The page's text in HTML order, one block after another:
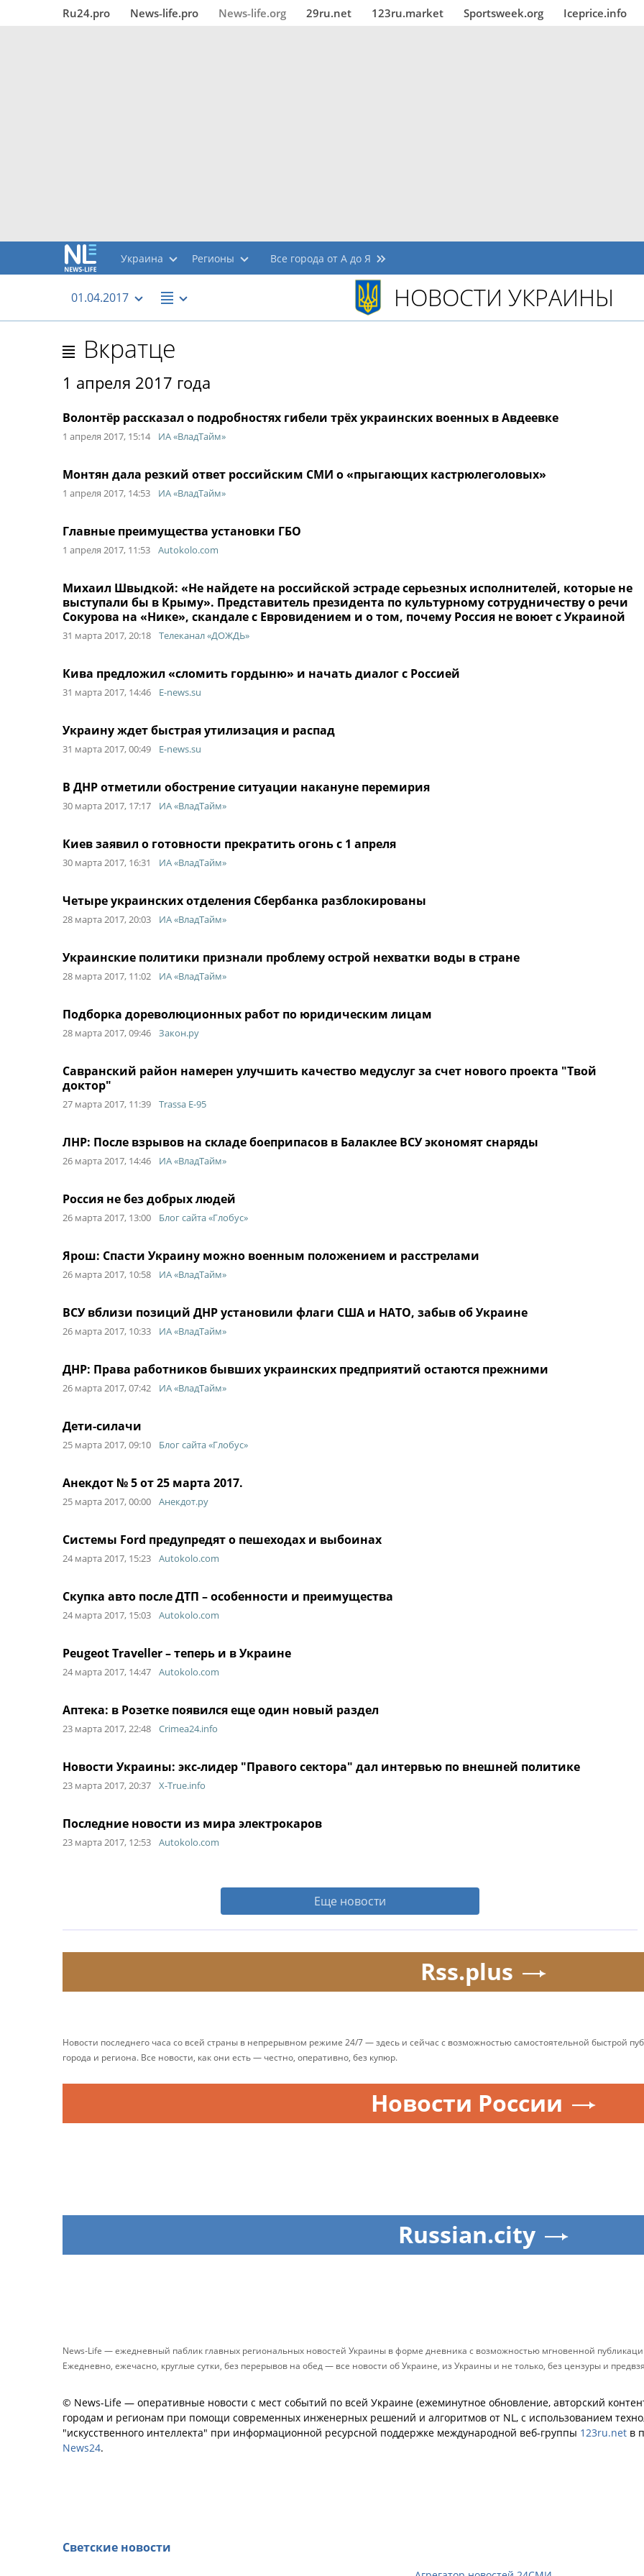
Ru24.pro News‑life.pro News‑life.org 29ru.net 123ru.market Sportsweek.org Iceprice.info
Украина Регионы Все города от А до Я
01.04.2017 НОВОСТИ УКРАИНЫ
Вкратце
1 апреля 2017 года
Волонтёр рассказал о подробностях гибели трёх украинских военных в Авдеевке
1 апреля 2017, 15:14 ИА «ВладТайм»
Монтян дала резкий ответ российским СМИ о «прыгающих кастрюлеголовых»
1 апреля 2017, 14:53 ИА «ВладТайм»
Главные преимущества установки ГБО
1 апреля 2017, 11:53 Autokolo.com
Михаил Швыдкой: «Не найдете на российской эстраде серьезных исполнителей, которые не
выступали бы в Крыму». Представитель президента по культурному сотрудничеству о речи
Сокурова на «Нике», скандале с Евровидением и о том, почему Россия не воюет с Украиной
31 марта 2017, 20:18 Телеканал «ДОЖДЬ»
Кива предложил «сломить гордыню» и начать диалог с Россией
31 марта 2017, 14:46 E-news.su
Украину ждет быстрая утилизация и распад
31 марта 2017, 00:49 E-news.su
В ДНР отметили обострение ситуации накануне перемирия
30 марта 2017, 17:17 ИА «ВладТайм»
Киев заявил о готовности прекратить огонь с 1 апреля
30 марта 2017, 16:31 ИА «ВладТайм»
Четыре украинских отделения Сбербанка разблокированы
28 марта 2017, 20:03 ИА «ВладТайм»
Украинские политики признали проблему острой нехватки воды в стране
28 марта 2017, 11:02 ИА «ВладТайм»
Подборка дореволюционных работ по юридическим лицам
28 марта 2017, 09:46 Закон.ру
Савранский район намерен улучшить качество медуслуг за счет нового проекта "Твой
доктор"
27 марта 2017, 11:39 Trassa E-95
ЛНР: После взрывов на складе боеприпасов в Балаклее ВСУ экономят снаряды
26 марта 2017, 14:46 ИА «ВладТайм»
Россия не без добрых людей
26 марта 2017, 13:00 Блог сайта «Глобус»
Ярош: Спасти Украину можно военным положением и расстрелами
26 марта 2017, 10:58 ИА «ВладТайм»
ВСУ вблизи позиций ДНР установили флаги США и НАТО, забыв об Украине
26 марта 2017, 10:33 ИА «ВладТайм»
ДНР: Права работников бывших украинских предприятий остаются прежними
26 марта 2017, 07:42 ИА «ВладТайм»
Дети-силачи
25 марта 2017, 09:10 Блог сайта «Глобус»
Анекдот № 5 от 25 марта 2017.
25 марта 2017, 00:00 Анекдот.ру
Системы Ford предупредят о пешеходах и выбоинах
24 марта 2017, 15:23 Autokolo.com
Скупка авто после ДТП – особенности и преимущества
24 марта 2017, 15:03 Autokolo.com
Peugeot Traveller – теперь и в Украине
24 марта 2017, 14:47 Autokolo.com
Аптека: в Розетке появился еще один новый раздел
23 марта 2017, 22:48 Crimea24.info
Новости Украины: экс-лидер "Правого сектора" дал интервью по внешней политике
23 марта 2017, 20:37 X-True.info
Последние новости из мира электрокаров
23 марта 2017, 12:53 Autokolo.com
Еще новости
Rss.plus
Новости последнего часа со всей страны в непрерывном режиме 24/7 — здесь и сейчас с возможностью самостоятельной быстрой
города и региона. Все новости, как они есть — честно, оперативно, без купюр.
Новости России
Russian.city
News-Life — ежедневный паблик главных региональных новостей Украины в форме дневника с возможностью мгновенной
Ежедневно, ежечасно, круглые сутки, без перерывов на обед — все новости об Украине, из Украины и не только, без цензуры и
© News-Life — оперативные новости с мест событий по всей Украине (ежеминутное обновление, авторский
городам и регионам при помощи современных инженерных решений и алгоритмов от NL, с использованием
"искусственного интеллекта" при информационной ресурсной поддержке международной веб-группы 123ru.net в
News24.
Светские новости